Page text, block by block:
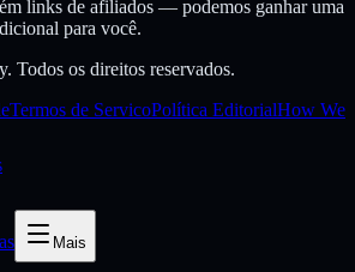
links de afiliados — podemos ganhar uma
para você.
Todos os direitos reservados.
Termos de ServicoPolítica EditorialHow We
Mais